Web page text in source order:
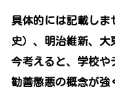
具体的には記載しま
史）、明治維新、大
今考えると、学校や
勧善懲悪の概念が強